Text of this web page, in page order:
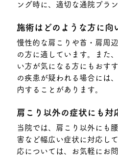
ング時に、適切な通院プラ
施術はどのような方に向
慢性的な肩こりや首・肩周
の方に適しています。また
い方が気になる方にもおす
の疾患が疑われる場合には
内することがあります。
肩こり以外の症状にも対
当院では、肩こり以外にも
害など幅広い症状に対応し
応については、お気軽にお